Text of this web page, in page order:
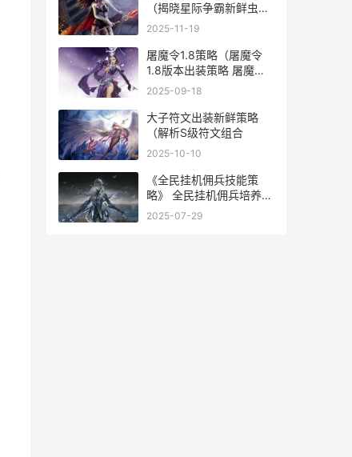
（揭晓星际争霸新鲜虫子
出装组合 星际争霸怎么打
2025-11-19
屠魔令1.8策略（屠魔令
1.8版本出装策略 屠魔令
1.8专属怎么打
2025-09-18
大子符文出装新鲜策略
（解析S级符文组合
2025-10-10
《全民挂机佣兵技能策
略》 全民挂机佣兵培养属
性上限
2025-07-29